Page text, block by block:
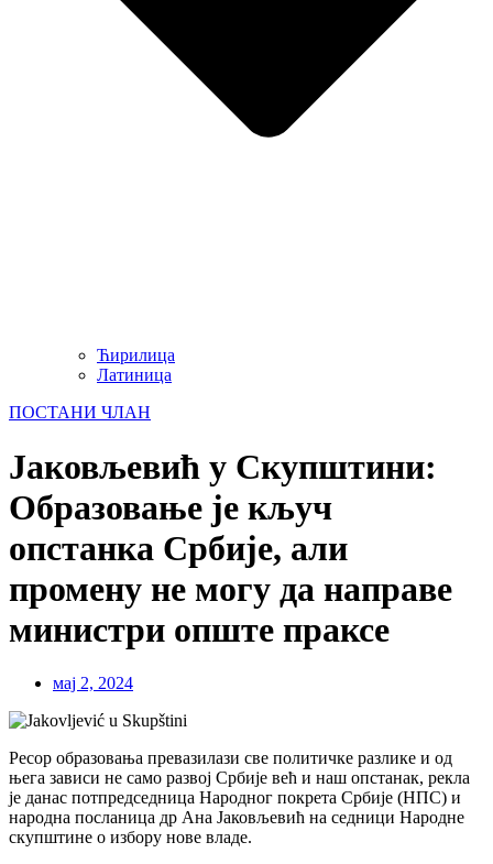
Ћирилица
Латиница
ПОСТАНИ ЧЛАН
Јаковљевић у Скупштини:
Образовање је кључ
опстанка Србије, али
промену не могу да направе
министри опште праксе
мај 2, 2024
Ресор образовања превазилази све политичке разлике и од
њега зависи не само развој Србије већ и наш опстанак, рекла
је данас потпредседница Народног покрета Србије (НПС) и
народна посланица др Ана Јаковљевић на седници Народне
скупштине о избору нове владе.